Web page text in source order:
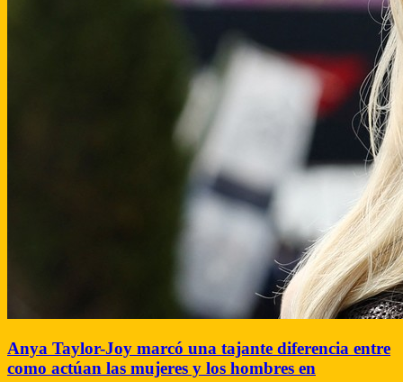
Anya Taylor-Joy marcó una tajante diferencia entre
como actúan las mujeres y los hombres en